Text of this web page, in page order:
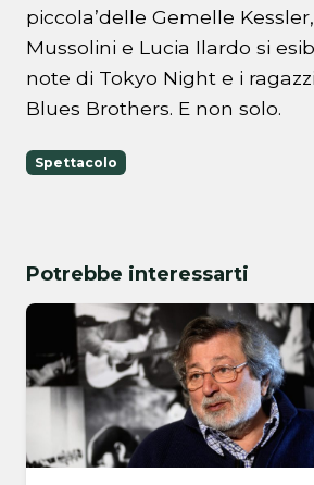
piccola’delle Gemelle
Mussolini e Lucia Ilardo si
note di Tokyo Night e i
Blues Brothers. E non solo.
Spettacolo
Potrebbe interessarti